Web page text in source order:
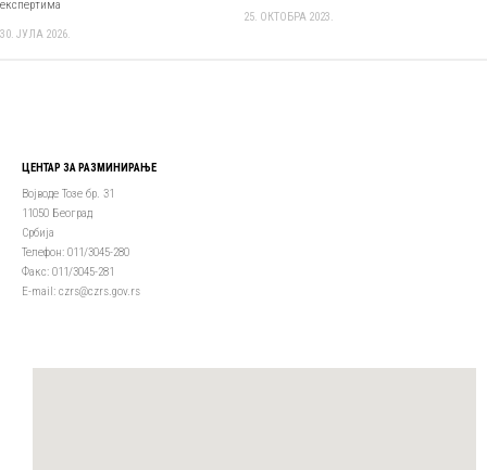
експертима
30. ЈУЛА 2026.
25. ОКТОБРА 2023.
ЦЕНТАР ЗА РАЗМИНИРАЊЕ
Војводе Тозе бр. 31
11050 Београд
Србија
Телефон: 011/3045-280
Факс: 011/3045-281
Е-mail: czrs@czrs.gov.rs